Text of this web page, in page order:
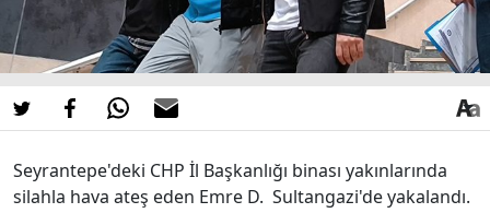
Seyrantepe'deki CHP İl Başkanlığı binası yakınlarında
silahla hava ateş eden Emre D. Sultangazi'de yakalandı.